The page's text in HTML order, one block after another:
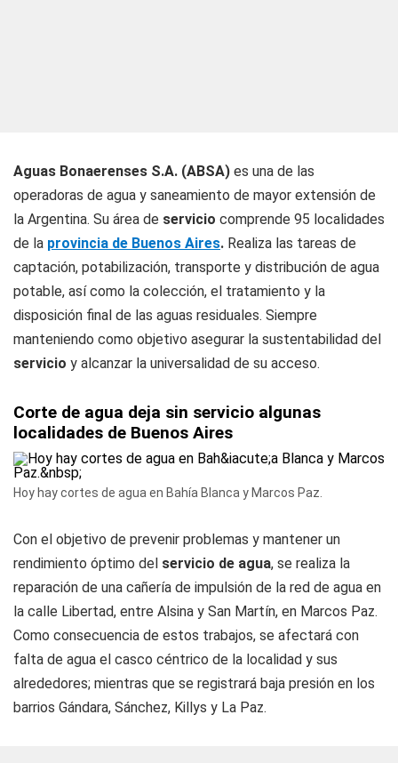
Aguas Bonaerenses S.A. (ABSA) es una de las
operadoras de agua y saneamiento de mayor extensión de
la Argentina. Su área de servicio comprende 95 localidades
de la provincia de Buenos Aires. Realiza las tareas de
captación, potabilización, transporte y distribución de agua
potable, así como la colección, el tratamiento y la
disposición final de las aguas residuales. Siempre
manteniendo como objetivo asegurar la sustentabilidad del
servicio y alcanzar la universalidad de su acceso.
Corte de agua deja sin servicio algunas
localidades de Buenos Aires
Hoy hay cortes de agua en Bahía Blanca y Marcos Paz.
Con el objetivo de prevenir problemas y mantener un
rendimiento óptimo del servicio de agua, se realiza la
reparación de una cañería de impulsión de la red de agua en
la calle Libertad, entre Alsina y San Martín, en Marcos Paz.
Como consecuencia de estos trabajos, se afectará con
falta de agua el casco céntrico de la localidad y sus
alrededores; mientras que se registrará baja presión en los
barrios Gándara, Sánchez, Killys y La Paz.